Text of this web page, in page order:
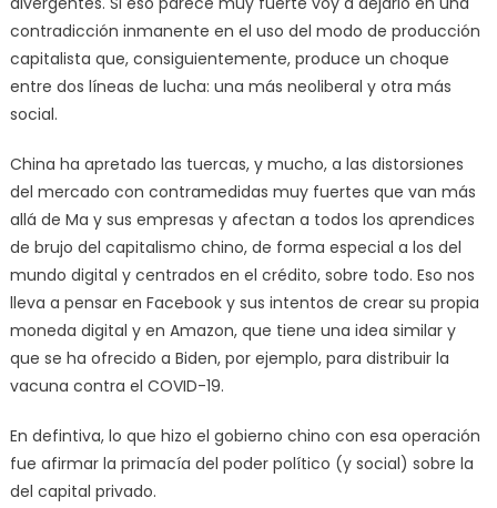
contradicción inmanente en el uso del modo de producción
capitalista que, consiguientemente, produce un choque
entre dos líneas de lucha: una más neoliberal y otra más
social.
China ha apretado las tuercas, y mucho, a las distorsiones
del mercado con contramedidas muy fuertes que van más
allá de Ma y sus empresas y afectan a todos los aprendices
de brujo del capitalismo chino, de forma especial a los del
mundo digital y centrados en el crédito, sobre todo. Eso nos
lleva a pensar en Facebook y sus intentos de crear su propia
moneda digital y en Amazon, que tiene una idea similar y
que se ha ofrecido a Biden, por ejemplo, para distribuir la
vacuna contra el COVID-19.
En defintiva, lo que hizo el gobierno chino con esa operación
fue afirmar la primacía del poder político (y social) sobre la
del capital privado.